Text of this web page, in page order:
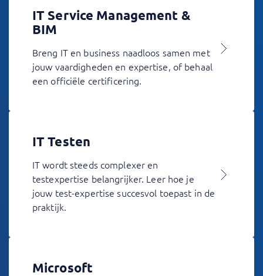
IT Service Management &
BIM
Breng IT en business naadloos samen met
jouw vaardigheden en expertise, of behaal
een officiële certificering.
IT Testen
IT wordt steeds complexer en
testexpertise belangrijker. Leer hoe je
jouw test-expertise succesvol toepast in de
praktijk.
Microsoft